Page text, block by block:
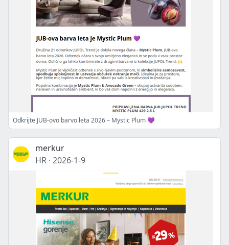
Odkrijte JUB-ovo barvo leta 2026 – Mystic Plum 💜
merkur
HR · 2026-1-9